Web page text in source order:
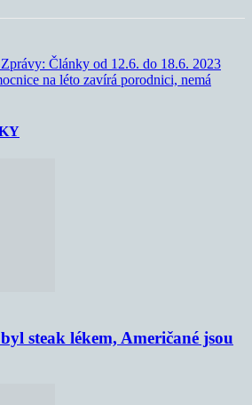
Články od 12.6. do 18.6. 2023
na léto zavírá porodnici, nemá
steak lékem, Američané jsou